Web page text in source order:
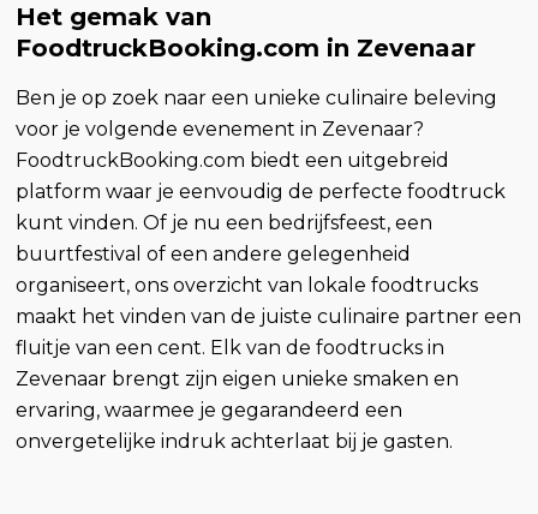
Het gemak van
FoodtruckBooking.com in Zevenaar
Ben je op zoek naar een unieke culinaire beleving
voor je volgende evenement in Zevenaar?
FoodtruckBooking.com biedt een uitgebreid
platform waar je eenvoudig de perfecte foodtruck
kunt vinden. Of je nu een bedrijfsfeest, een
buurtfestival of een andere gelegenheid
organiseert, ons overzicht van lokale foodtrucks
maakt het vinden van de juiste culinaire partner een
fluitje van een cent. Elk van de foodtrucks in
Zevenaar brengt zijn eigen unieke smaken en
ervaring, waarmee je gegarandeerd een
onvergetelijke indruk achterlaat bij je gasten.